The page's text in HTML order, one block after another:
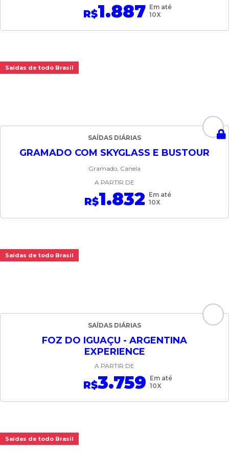
R$1.887 Em até
10X
Saídas de todo Brasil
SAÍDAS DIÁRIAS
GRAMADO COM SKYGLASS E BUSTOUR
Gramado, Canela
A PARTIR DE
R$1.832 Em até
10X
Saídas de todo Brasil
SAÍDAS DIÁRIAS
FOZ DO IGUAÇU - ARGENTINA
EXPERIENCE
A PARTIR DE
R$3.759 Em até
10X
Saídas de todo Brasil